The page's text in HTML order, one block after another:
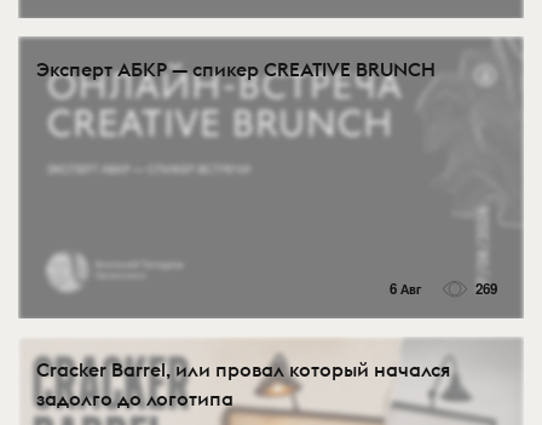
Эксперт АБКР — спикер CREATIVE BRUNCH
6 Авг 269
Cracker Barrel, или провал который начался
задолго до логотипа